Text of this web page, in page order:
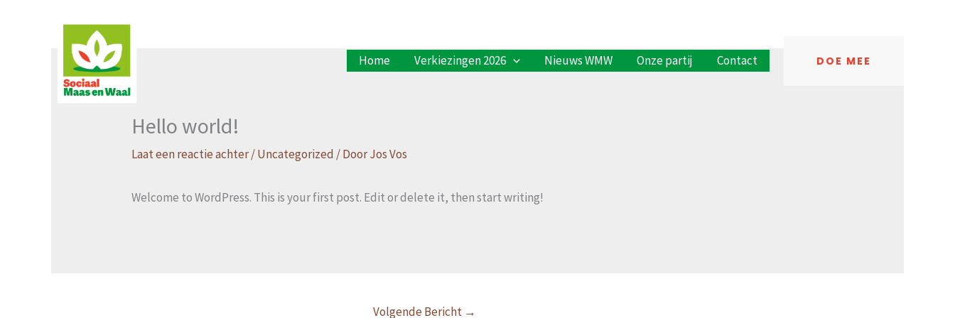
Home Verkiezingen 2026 Nieuws WMW Onze partij Contact DOE MEE
Hello world!
Laat een reactie achter/Uncategorized / DoorJos Vos
Welcome to WordPress. This is your first post. Edit or delete it, then start writing!
Volgende Bericht →